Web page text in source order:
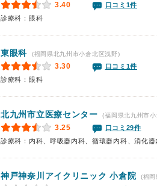
3.40
口コミ1件
診療科：眼科
東眼科 (福岡県北九州市小倉北区浅野)
3.30
口コミ1件
診療科：眼科
北九州市立医療センター (福岡県北九州市
3.25
口コミ29件
神戸神奈川アイクリニック 小倉院 (福岡